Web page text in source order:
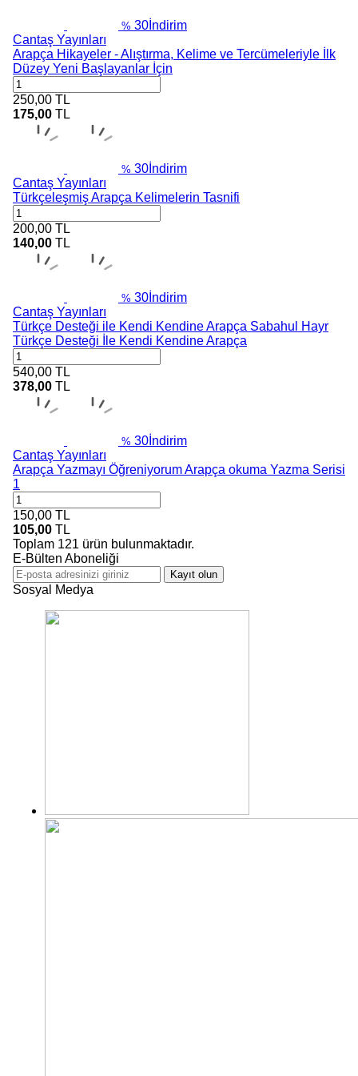
% 30 İndirim
Cantaş Yayınları
Arapça Hikayeler - Alıştırma, Kelime ve Tercümeleriyle İlk
Düzey Yeni Başlayanlar İçin
250,00 TL
175,00 TL
% 30 İndirim
Cantaş Yayınları
Türkçeleşmiş Arapça Kelimelerin Tasnifi
200,00 TL
140,00 TL
% 30 İndirim
Cantaş Yayınları
Türkçe Desteği ile Kendi Kendine Arapça Sabahul Hayr
Türkçe Desteği İle Kendi Kendine Arapça
540,00 TL
378,00 TL
% 30 İndirim
Cantaş Yayınları
Arapça Yazmayı Öğreniyorum Arapça okuma Yazma Serisi
1
150,00 TL
105,00 TL
Toplam 121 ürün bulunmaktadır.
E-Bülten Aboneliği
Kayıt olun
Sosyal Medya